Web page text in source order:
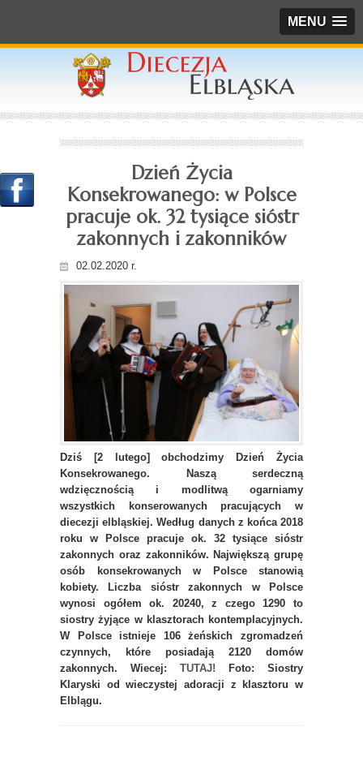
MENU
Dzień Życia
Konsekrowanego: w Polsce
pracuje ok. 32 tysiące sióstr
zakonnych i zakonników
02.02.2020 r.
Dziś [2 lutego] obchodzimy Dzień Życia
Konsekrowanego. Naszą serdeczną
wdzięcznością i modlitwą ogarniamy
wszystkich konserowanych pracujących w
diecezji elbląskiej. Według danych z końca 2018
roku w Polsce pracuje ok. 32 tysiące sióstr
zakonnych oraz zakonników. Największą grupę
osób konsekrowanych w Polsce stanowią
kobiety. Liczba sióstr zakonnych w Polsce
wynosi ogółem ok. 20240, z czego 1290 to
siostry żyjące w klasztorach kontemplacyjnych.
W Polsce istnieje 106 żeńskich zgromadzeń
czynnych, które posiadają 2120 domów
zakonnych. Wiecej: TUTAJ! Foto: Siostry
Klaryski od wieczystej adoracji z klasztoru w
Elblągu.